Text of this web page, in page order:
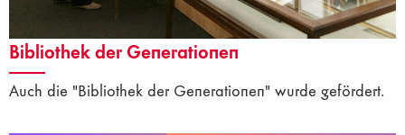
Bibliothek der Generationen
Auch die "Bibliothek der Generationen" wurde gefördert.